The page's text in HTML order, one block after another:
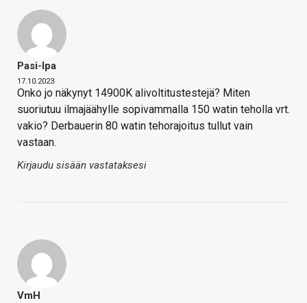
Pasi-Ipa
17.10.2023
Onko jo näkynyt 14900K alivoltitustestejä? Miten
suoriutuu ilmajäähylle sopivammalla 150 watin teholla vrt.
vakio? Derbauerin 80 watin tehorajoitus tullut vain
vastaan.
Kirjaudu sisään vastataksesi
VmH